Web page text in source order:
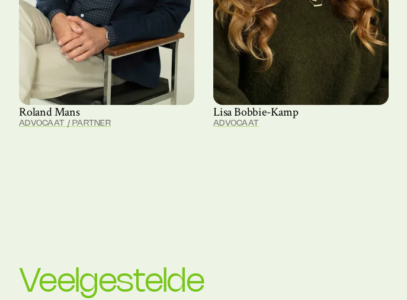
Roland Mans
ADVOCAAT / PARTNER
Lisa Bobbie-Kamp
ADVOCAAT
Veelgestelde